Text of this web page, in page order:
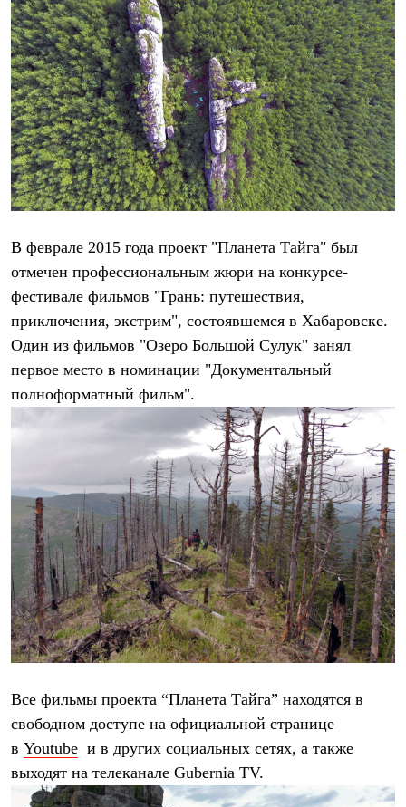
Термобелье
Теплое термобелье
Среднее термобелье
Легкое термобелье
Лёгкая одежда
Футболки
Рубашки
Толстовки
Брюки
Шорты
Женская одежда
Утепленная пухом
Куртки
Жилеты
Утепленная синтетикой
Куртки
Брюки
Штормовая одежда
Куртки
Софтшелл одежда
Куртки
Лёгкая одежда
Термобелье
Теплое термобелье
Среднее термобелье
Легкое термобелье
Флисовая одежда
Куртки
Брюки
Детская одежда
Утепленная пухом
Комбинезоны
Куртки
Утепленная синтетикой
Комбинезоны
Куртки
Брюки
Футболки
Толстовки
В феврале 2015 года проект "Планета Тайга" был
отмечен профессиональным жюри на конкурсе-
фестивале фильмов "Грань: путешествия,
приключения, экстрим", состоявшемся в Хабаровске.
Один из фильмов "Озеро Большой Сулук" занял
первое место в номинации "Документальный
полноформатный фильм".
Все фильмы проекта “Планета Тайга” находятся в
свободном доступе на официальной странице
в Youtube и в других социальных сетях, а также
выходят на телеканале Gubernia TV.